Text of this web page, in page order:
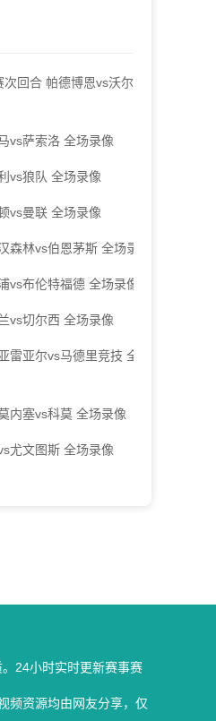
回合 帕德博恩vs沃尔夫
vs萨索洛 全场录像
vs狼队 全场录像
vs曼联 全场录像
森林vs伯恩茅斯 全场录像
vs布伦特福德 全场录像
vs切尔西 全场录像
雷亚尔vs马德里竞技 全场
内塞vs科莫 全场录像
尤文图斯 全场录像
24小时实时更新赛事赛
频资源均由网友分享，仅